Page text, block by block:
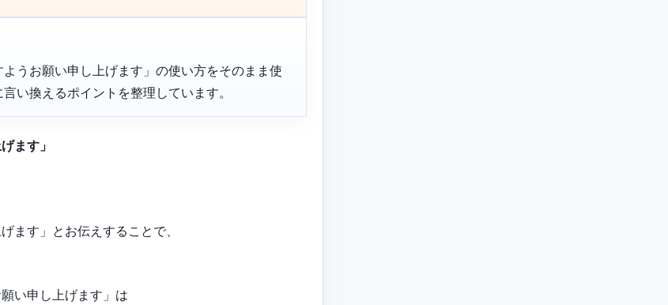
うお願い申し上げます」の使い方をそのまま使
い換えるポイントを整理しています。
ます」
ます」とお伝えすることで、
い申し上げます」は